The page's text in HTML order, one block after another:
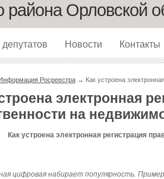
Новости Контакты
района Орловской
Росреестра→ Как устроена
электронная
на
Как устроена электронная регистрация
цифровая набирает популярность.